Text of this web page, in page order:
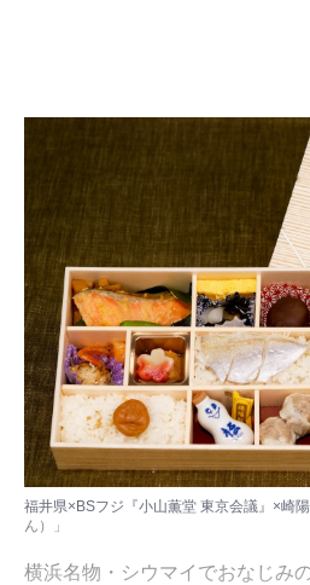
福井県×BSフジ『小山薫堂 東京会議』×崎
ん）」
横浜名物・シウマイでおなじみ